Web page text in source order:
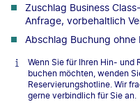
Zuschlag Business
Anfrage, vorbehaltlich
Abschlag Buchung
Wenn Sie für Ihren Hin- und
buchen möchten, wenden
Reservierungshotline. Wir
gerne verbindlich für Sie an.